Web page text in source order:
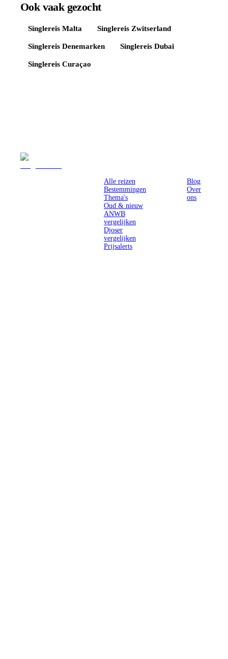
Ook vaak gezocht
Singlereis Malta Singlereis Zwitserland
Singlereis Denemarken Singlereis Dubai
Singlereis Curaçao
Alle reizen
Bestemmingen
Thema's
Oud & nieuw
ANWB
vergelijken
Djoser
vergelijken
Prijsalerts
Blog
Over
ons